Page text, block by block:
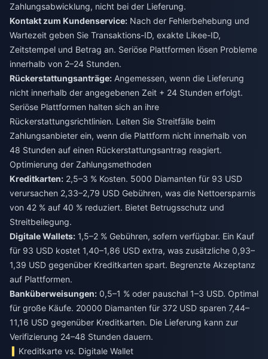
Zahlungsabwicklung, nicht bei der Lieferung.
Kontakt zum Kundenservice: Nach der Fehlerbehebung und
Wartezeit geben Sie Transaktions-ID, exakte Likee-ID,
Zeitstempel und Betrag an. Seriöse Plattformen lösen Probleme
innerhalb von 2–24 Stunden.
Rückerstattungsanträge: Angemessen, wenn die Lieferung
nicht innerhalb der angegebenen Zeit + 24 Stunden erfolgt.
Seriöse Plattformen halten sich an ihre
Rückerstattungsrichtlinien. Leiten Sie Streitfälle beim
Zahlungsanbieter ein, wenn die Plattform nicht innerhalb von
48 Stunden auf einen Rückerstattungsantrag reagiert.
Optimierung der Zahlungsmethoden
Kreditkarten: 2,5–3 % Kosten. 5000 Diamanten für 93 USD
verursachen 2,33–2,79 USD Gebühren, was die Nettoersparnis
von 42 % auf 40 % reduziert. Bietet Betrugsschutz und
Streitbeilegung.
Digitale Wallets: 1,5–2 % Gebühren, sofern verfügbar. Ein Kauf
für 93 USD kostet 1,40–1,86 USD extra, was zusätzliche 0,93–
1,39 USD gegenüber Kreditkarten spart. Begrenzte Akzeptanz
auf Plattformen.
Banküberweisungen: 0,5–1 % oder pauschal 1–3 USD. Optimal
für große Käufe. 20000 Diamanten für 372 USD sparen 7,44–
11,16 USD gegenüber Kreditkarten. Die Lieferung kann zur
Verifizierung 24–48 Stunden dauern.
Kreditkarte vs. Digitale Wallet